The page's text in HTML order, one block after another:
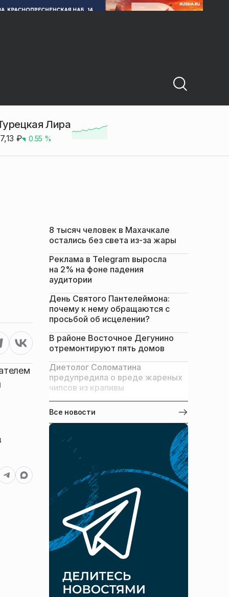
Лира
₽ 0.55 %
8 тысяч человек в Махачкале
остались без света из-за жары
Реклама в Telegram выросла
на 2% на фоне падения
аудитории
День Святого Пантелеймона:
почему к нему обращаются с
просьбой об исцелении?
В районе Восточное Дегунино
отремонтируют пять домов
Диетолог Соломатина
предупредила о вреде жареных
чипсов из крапивы
Все новости